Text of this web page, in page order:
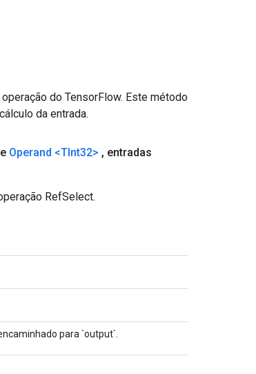
do TensorFlow. Este método
da entrada.
Operand <TInt32> , entradas
RefSelect.
para `output`.